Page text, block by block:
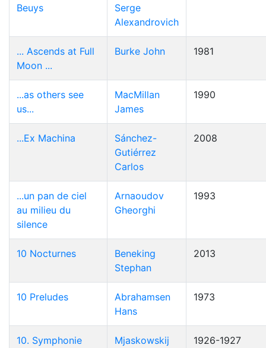
Beuys
Serge
Alexandrovich
... Ascends at Full
Moon ...
Burke John 1981
...as others see
us...
MacMillan
James
1990
...Ex Machina
Sánchez-
Gutiérrez
Carlos
2008
...un pan de ciel
au milieu du
silence
Arnaoudov
Gheorghi
1993
10 Nocturnes
Beneking
Stephan
2013
10 Preludes
Abrahamsen
Hans
1973
10. Symphonie
Mjaskowskij
1926-1927